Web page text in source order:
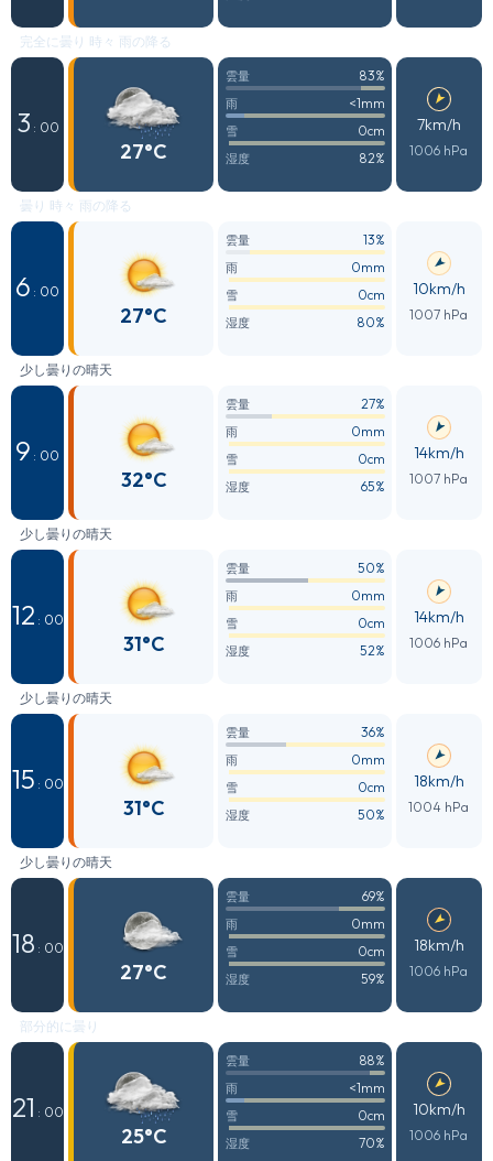
完全に曇り 時々 雨の降る
3 : 00
27°C
雲量 83%
雨 <1mm
雪 0cm
湿度 82%
7km/h
1006 hPa
曇り 時々 雨の降る
6 : 00
27°C
雲量 13%
雨 0mm
雪 0cm
湿度 80%
10km/h
1007 hPa
少し曇りの晴天
9 : 00
32°C
雲量 27%
雨 0mm
雪 0cm
湿度 65%
14km/h
1007 hPa
少し曇りの晴天
12 : 00
31°C
雲量 50%
雨 0mm
雪 0cm
湿度 52%
14km/h
1006 hPa
少し曇りの晴天
15 : 00
31°C
雲量 36%
雨 0mm
雪 0cm
湿度 50%
18km/h
1004 hPa
少し曇りの晴天
18 : 00
27°C
雲量 69%
雨 0mm
雪 0cm
湿度 59%
18km/h
1006 hPa
部分的に曇り
21 : 00
25°C
雲量 88%
雨 <1mm
雪 0cm
湿度 70%
10km/h
1006 hPa